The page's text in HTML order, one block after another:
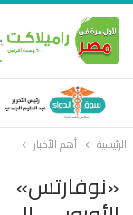
الرئيسية أهم الأخبار
«نوفارتس»